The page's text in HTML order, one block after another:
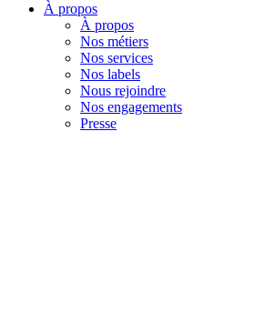
À propos
À propos
Nos métiers
Nos services
Nos labels
Nous rejoindre
Nos engagements
Presse